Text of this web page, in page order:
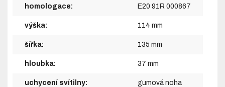
homologace: E20 91R 000867
výška: 114 mm
šířka: 135 mm
hloubka: 37 mm
uchycení svítilny: gumová noha